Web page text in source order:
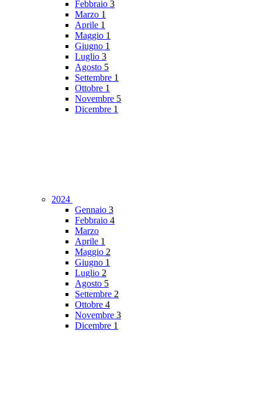
Febbraio 3
Marzo 1
Aprile 1
Maggio 1
Giugno 1
Luglio 3
Agosto 5
Settembre 1
Ottobre 1
Novembre 5
Dicembre 1
2024
Gennaio 3
Febbraio 4
Marzo
Aprile 1
Maggio 2
Giugno 1
Luglio 2
Agosto 5
Settembre 2
Ottobre 4
Novembre 3
Dicembre 1